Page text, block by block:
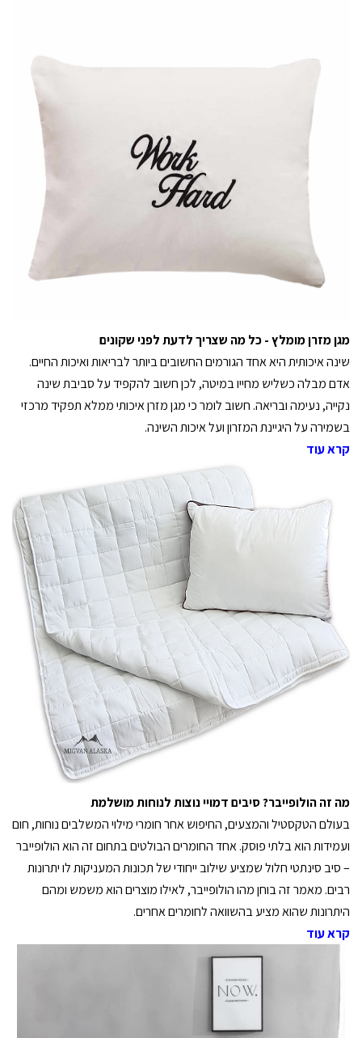
מגן מזרן מומלץ - כל מה שצריך לדעת לפני שקונים
שינה איכותית היא אחד הגורמים החשובים ביותר לבריאות ואיכות החיים.
אדם מבלה כשליש מחייו במיטה, לכן חשוב להקפיד על סביבת שינה
נקייה, נעימה ובריאה. חשוב לומר כי מגן מזרן איכותי ממלא תפקיד מרכזי
בשמירה על היגיינת המזרון ועל איכות השינה.
קרא עוד
מה זה הולופייבר? סיבים דמויי נוצות לנוחות מושלמת
בעולם הטקסטיל והמצעים, החיפוש אחר חומרי מילוי המשלבים נוחות, חום
ועמידות הוא בלתי פוסק. אחד החומרים הבולטים בתחום זה הוא הולופייבר
– סיב סינתטי חלול שמציע שילוב ייחודי של תכונות המעניקות לו יתרונות
רבים. מאמר זה בוחן מהו הולופייבר, לאילו מוצרים הוא משמש ומהם
היתרונות שהוא מציע בהשוואה לחומרים אחרים.
קרא עוד